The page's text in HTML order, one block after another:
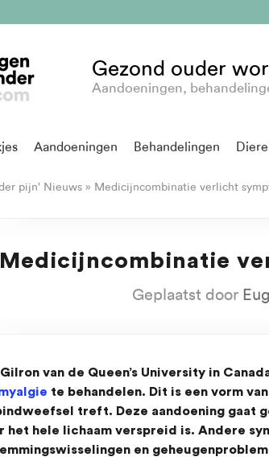
Gezond ouder
Aandoeningen,
Aandoeningen Behandelingen
pijn' Nieuws » Medicijncombinatie verlicht
Medicijncombinatie
Geplaatst door
van de Queen’s University in
te behandelen. Dit is een vorm
treft. Deze aandoening gaat
hele lichaam verspreid is. Andere
en